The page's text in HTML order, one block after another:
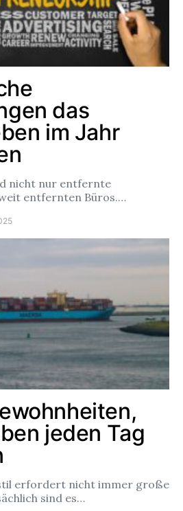
das
im Jahr
nicht nur entfernte
entfernten Büros.…
jeden Tag
erfordert nicht immer große
sind es…